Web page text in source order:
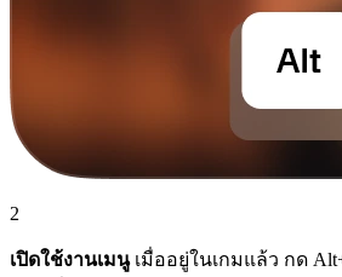
2
เปิดใช้งานเมนูเมื่ออยู่ในเกมแล้ว กด